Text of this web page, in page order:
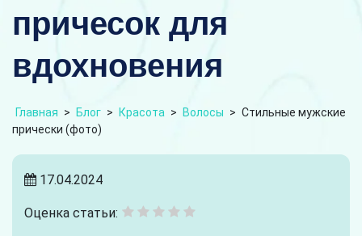
причесок для
вдохновения
Главная > Блог > Красота > Волосы > Стильные мужские
прически (фото)
17.04.2024
Оценка статьи: